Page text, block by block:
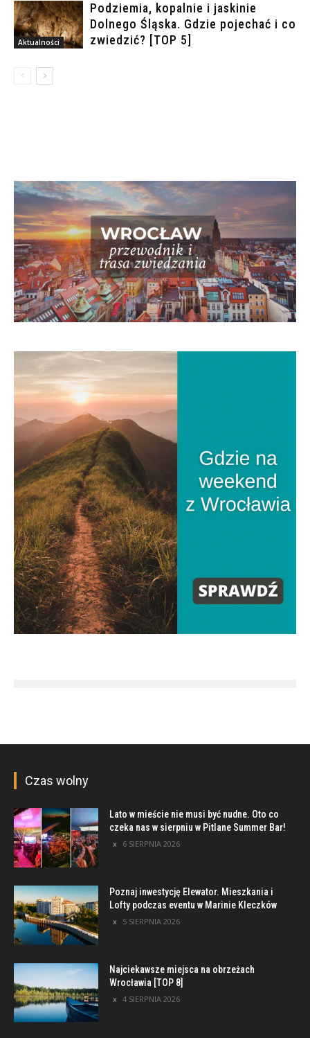
Aktualności
Podziemia, kopalnie i jaskinie
Dolnego Śląska. Gdzie pojechać i co
zwiedzić? [TOP 5]
Czas wolny
Lato w mieście nie musi być nudne. Oto co
czeka nas w sierpniu w Pitlane Summer Bar!
6 SIERPNIA 2026
Poznaj inwestycję Elewator. Mieszkania i
Lofty podczas eventu w Marinie Kleczków
5 SIERPNIA 2026
Najciekawsze miejsca na obrzeżach
Wrocławia [TOP 8]
4 SIERPNIA 2026